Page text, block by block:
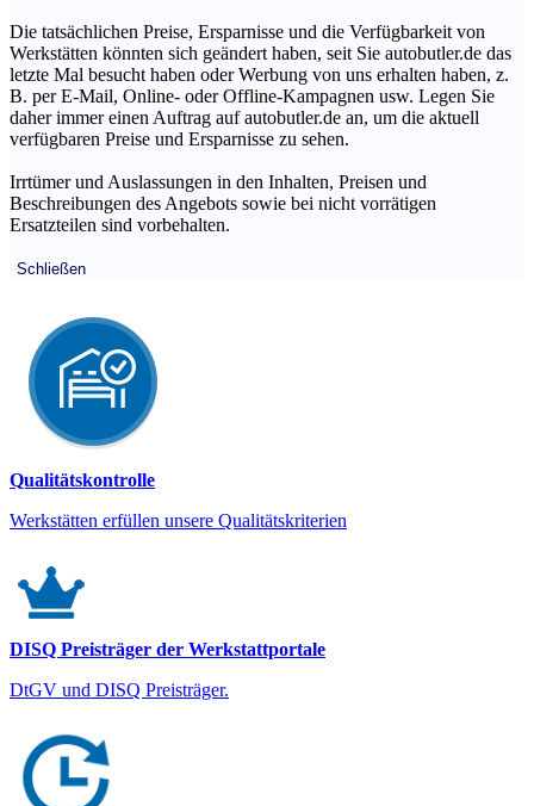
Die tatsächlichen Preise, Ersparnisse und die Verfügbarkeit von
Werkstätten könnten sich geändert haben, seit Sie autobutler.de das
letzte Mal besucht haben oder Werbung von uns erhalten haben, z.
B. per E-Mail, Online- oder Offline-Kampagnen usw. Legen Sie
daher immer einen Auftrag auf autobutler.de an, um die aktuell
verfügbaren Preise und Ersparnisse zu sehen.
Irrtümer und Auslassungen in den Inhalten, Preisen und
Beschreibungen des Angebots sowie bei nicht vorrätigen
Ersatzteilen sind vorbehalten.
Schließen
Qualitätskontrolle
Werkstätten erfüllen unsere Qualitätskriterien
DISQ Preisträger der Werkstattportale
DtGV und DISQ Preisträger.